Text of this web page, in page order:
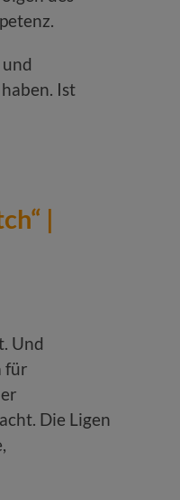
Ist
|
Und
für
Die Ligen